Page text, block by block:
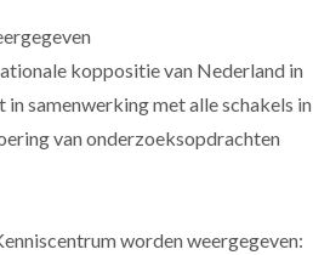
koppositie van Nederland in
samenwerking met alle schakels in
van onderzoeksopdrachten
worden weergegeven: